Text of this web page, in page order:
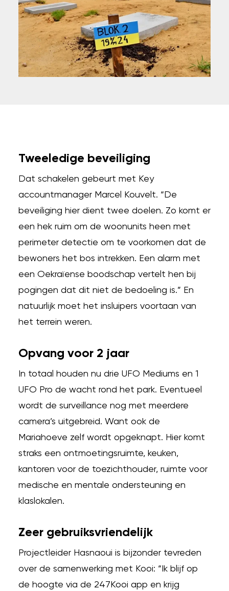
Tweeledige beveiliging
Dat schakelen gebeurt met Key
accountmanager Marcel Kouvelt. “De
beveiliging hier dient twee doelen. Zo komt er
een hek ruim om de woonunits heen met
perimeter detectie om te voorkomen dat de
bewoners het bos intrekken. Een alarm met
een Oekraïense boodschap vertelt hen bij
pogingen dat dit niet de bedoeling is.” En
natuurlijk moet het insluipers voortaan van
het terrein weren.
Opvang voor 2 jaar
In totaal houden nu drie UFO Mediums en 1
UFO Pro de wacht rond het park. Eventueel
wordt de surveillance nog met meerdere
camera’s uitgebreid. Want ook de
Mariahoeve zelf wordt opgeknapt. Hier komt
straks een ontmoetingsruimte, keuken,
kantoren voor de toezichthouder, ruimte voor
medische en mentale ondersteuning en
klaslokalen.
Zeer gebruiksvriendelijk
Projectleider Hasnaoui is bijzonder tevreden
over de samenwerking met Kooi: “Ik blijf op
de hoogte via de 247Kooi app en krijg